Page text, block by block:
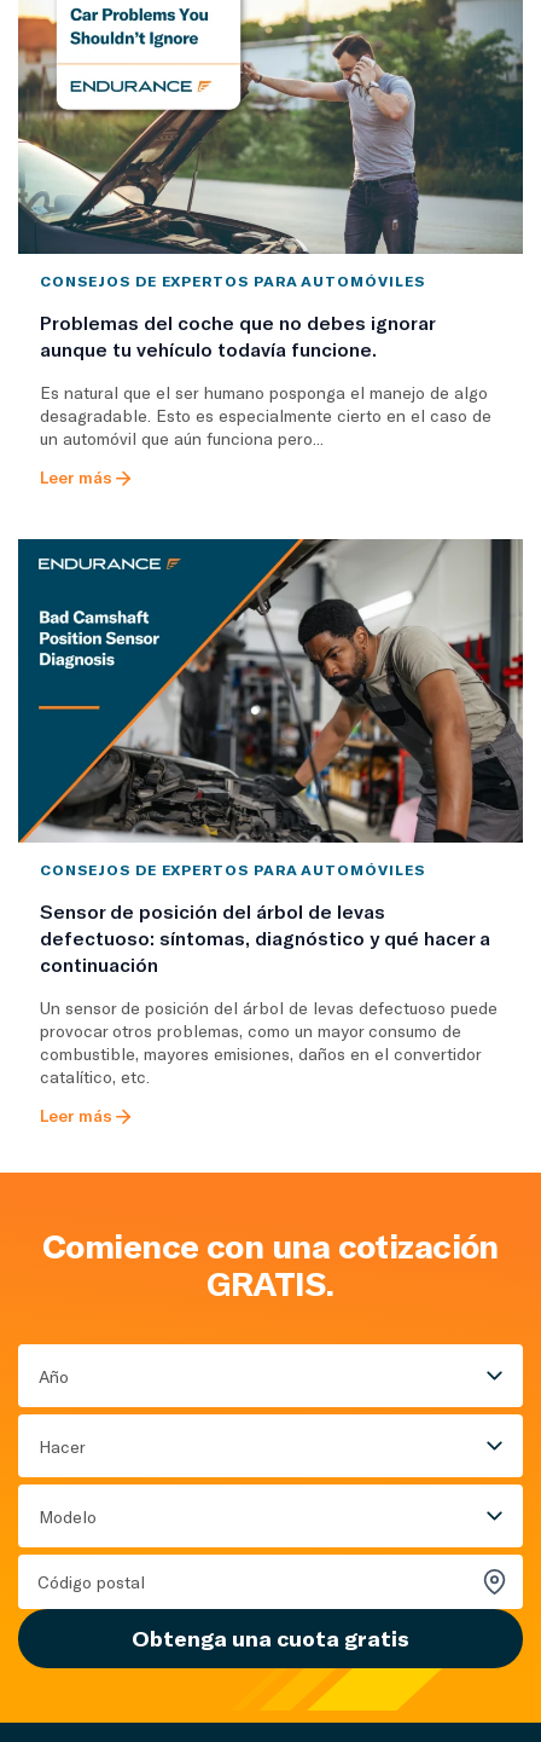
CONSEJOS DE EXPERTOS PARA AUTOMÓVILES
Problemas del coche que no debes ignorar
aunque tu vehículo todavía funcione.
Es natural que el ser humano posponga el manejo de algo
desagradable. Esto es especialmente cierto en el caso de
un automóvil que aún funciona pero...
Leer más
CONSEJOS DE EXPERTOS PARA AUTOMÓVILES
Sensor de posición del árbol de levas
defectuoso: síntomas, diagnóstico y qué hacer a
continuación
Un sensor de posición del árbol de levas defectuoso puede
provocar otros problemas, como un mayor consumo de
combustible, mayores emisiones, daños en el convertidor
catalítico, etc.
Leer más
Comience con una cotización
GRATIS.
Año
Hacer
Modelo
Obtenga una cuota gratis